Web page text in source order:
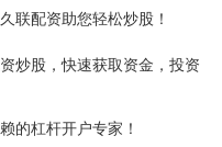
联配资助您轻松炒股！
炒股，快速获取资金，投资
的杠杆开户专家！